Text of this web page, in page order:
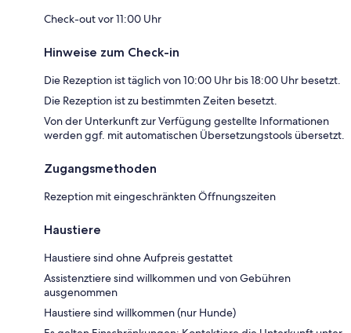
Check-out vor 11:00 Uhr
Hinweise zum Check-in
Die Rezeption ist täglich von 10:00 Uhr bis 18:00 Uhr besetzt.
Die Rezeption ist zu bestimmten Zeiten besetzt.
Von der Unterkunft zur Verfügung gestellte Informationen
werden ggf. mit automatischen Übersetzungstools übersetzt.
Zugangsmethoden
Rezeption mit eingeschränkten Öffnungszeiten
Haustiere
Haustiere sind ohne Aufpreis gestattet
Assistenztiere sind willkommen und von Gebühren
ausgenommen
Haustiere sind willkommen (nur Hunde)